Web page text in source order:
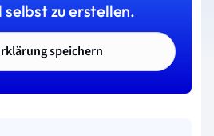
zu erstellen.
speichern